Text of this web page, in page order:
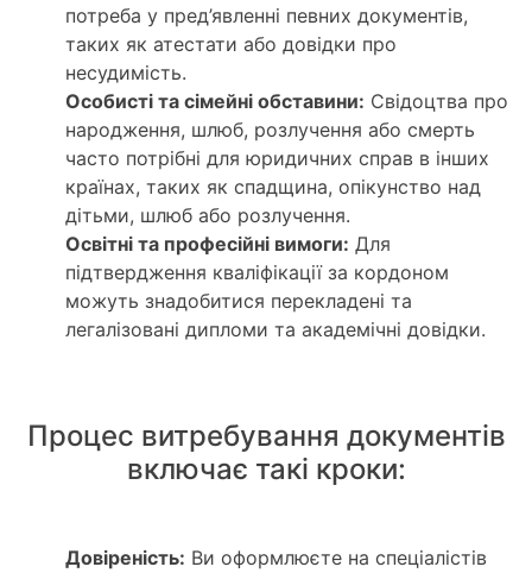
потреба у пред’явленні певних документів,
таких як атестати або довідки про
несудимість.
Особисті та сімейні обставини: Свідоцтва про
народження, шлюб, розлучення або смерть
часто потрібні для юридичних справ в інших
країнах, таких як спадщина, опікунство над
дітьми, шлюб або розлучення.
Освітні та професійні вимоги: Для
підтвердження кваліфікації за кордоном
можуть знадобитися перекладені та
легалізовані дипломи та академічні довідки.
Процес витребування документів
включає такі кроки:
Довіреність: Ви оформлюєте на спеціалістів